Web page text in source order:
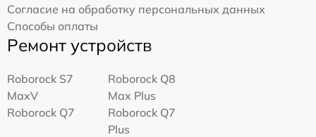
Согласие на обработку персональных данных
Способы оплаты
Ремонт устройств
Roborock S7
MaxV
Roborock Q8
Max Plus
Roborock Q7
Roborock Q7
Plus